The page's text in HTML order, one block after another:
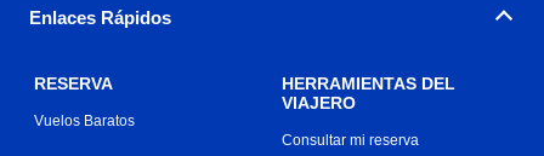
Enlaces Rápidos
RESERVA
Vuelos Baratos
HERRAMIENTAS DEL
VIAJERO
Consultar mi reserva